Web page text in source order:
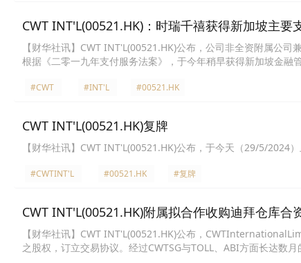
CWT INT'L(00521.HK)：时瑞千禧获得新加坡主要
【财华社讯】CWT INT'L(00521.HK)公布，公司非全资附属公
根据《二零一九年支付服务法案》，于今年稍早获得新加坡金融
#CWT #INT'L #00521.HK
CWT INT'L(00521.HK)复牌
【财华社讯】CWT INT'L(00521.HK)公布，于今天（29/5/2024）
#CWTINT'L #00521.HK #复牌
CWT INT'L(00521.HK)附属拟合作收购迪拜仓库合
【财华社讯】CWT INT'L(00521.HK)公布，
之股权，订立交易协议。经过CWTSG与TOLL、ABI方面长达数